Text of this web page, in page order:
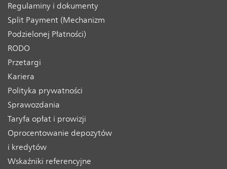
Regulaminy i dokumenty
Split Payment (Mechanizm
Podzielonej Płatności)
RODO
Przetargi
Kariera
Polityka prywatności
Sprawozdania
Taryfa opłat i prowizji
Oprocentowanie depozytów
i kredytów
Wskaźniki referencyjne